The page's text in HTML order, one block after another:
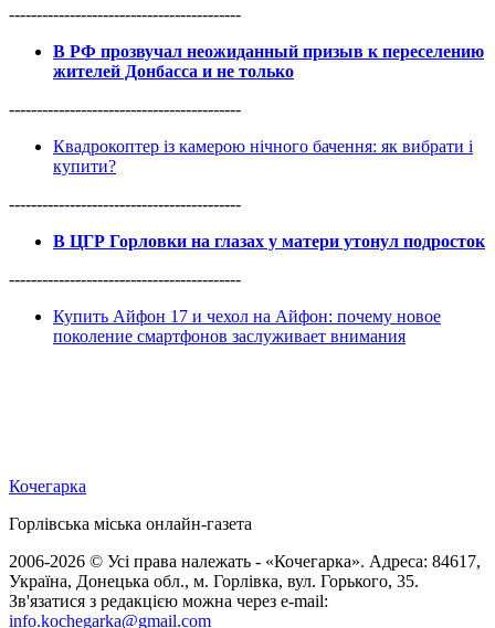
------------------------------------------
В РФ прозвучал неожиданный призыв к переселению
жителей Донбасса и не только
------------------------------------------
Квадрокоптер із камерою нічного бачення: як вибрати і
купити?
------------------------------------------
В ЦГР Горловки на глазах у матери утонул подросток
------------------------------------------
Купить Айфон 17 и чехол на Айфон: почему новое
поколение смартфонов заслуживает внимания
Кочегарка
Горлівська міська онлайн-газета
2006-2026 © Усі права належать - «Кочегарка». Адреса: 84617,
Україна, Донецька обл., м. Горлівка, вул. Горького, 35.
Зв'язатися з редакцією можна через e-mail:
info.kochegarka@gmail.com